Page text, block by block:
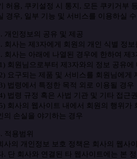
허용 , 쿠키설정 시 통지 , 모든 쿠키거부
경우, 일부 기능 및 서비스를 이용하실 수
개인정보의 공유 및 제공
회사는 제 3자에게 회원의 개인 식별 정보
회사는 아래에 나열된 경우에 한하여 제 3
회원님으로부터 제 3자와의 정보 공유에
요구되는 제품 및 서비스를 회원님에게
법령에서 특정한 목적 외로 이용될 경우
법령 규정 혹은 사법 기관 및 기타 접근
회사의 웹사이트 내에서 회원의 행위가
의
손실을 야기하는 경우
적용범위
사의
개인정보 보호 정책은 회사의 웹사
. 단 회사와 연결된 타 웹사이트에는 본